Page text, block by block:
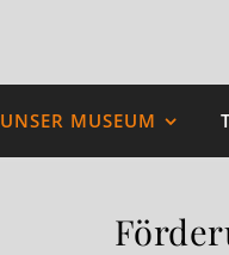
UNSER MUSEUM